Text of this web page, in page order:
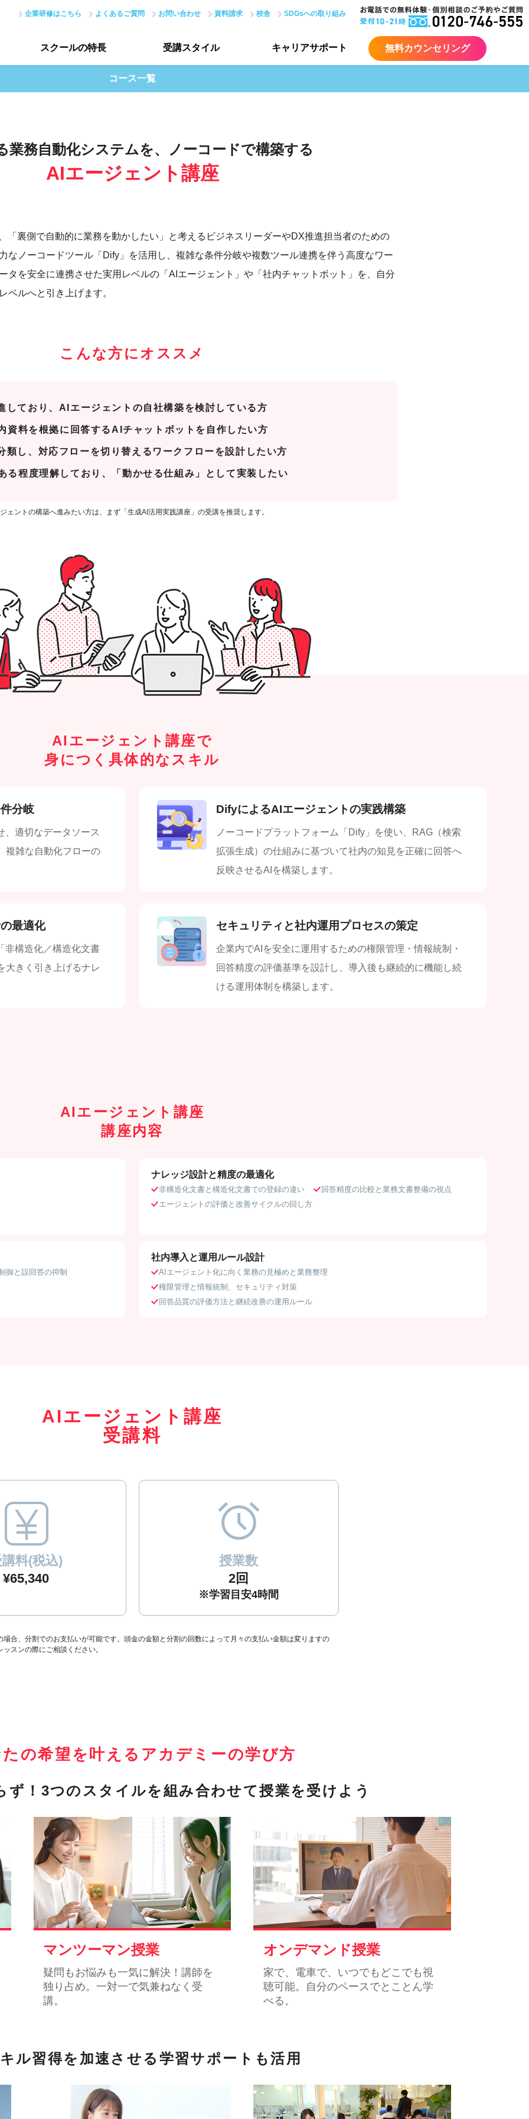
企業研修はこちら よくあるご質問 お問い合わせ 資料請求 校舎 SDGsへの取り組み
スクールの特長
スクールの特長トップ
現場のノウハウ
最新で正確なスキル
受講スタイル
受講スタイルトップ
授業評価アンケート
キャリアサポート 無料カウンセリング
コース一覧
業務自動化システムを、ノーコードで構築する
AIエージェント講座
「裏側で自動的に業務を動かしたい」と考えるビジネスリーダーやDX推進担当者のための
なノーコードツール「Dify」を活用し、複雑な条件分岐や複数ツール連携を伴う高度なワー
タを安全に連携させた実用レベルの「AIエージェント」や「社内チャットボット」を、自分
ベルへと引き上げます。
こんな方にオススメ
しており、AIエージェントの自社構築を検討している方
資料を根拠に回答するAIチャットボットを自作したい方
類し、対応フローを切り替えるワークフローを設計したい方
る程度理解しており、「動かせる仕組み」として実装したい
ントの構築へ進みたい方は、まず「生成AI活用実践講座」の受講を推奨します。
AIエージェント講座で
身につく具体的なスキル
分岐
、適切なデータソース
複雑な自動化フローの
DifyによるAIエージェントの実践構築
ノーコードプラットフォーム「Dify」を使い、RAG（検索
拡張生成）の仕組みに基づいて社内の知見を正確に回答へ
反映させるAIを構築します。
最適化
非構造化／構造化文書
大きく引き上げるナレ
セキュリティと社内運用プロセスの策定
企業内でAIを安全に運用するための権限管理・情報統制・
回答精度の評価基準を設計し、導入後も継続的に機能し続
ける運用体制を構築します。
AIエージェント講座
講座内容
ナレッジ設計と精度の最適化
非構造化文書と構造化文書での登録の違い
回答精度の比較と業務文書整備の視点
エージェントの評価と改善サイクルの回し方
御と誤回答の抑制
社内導入と運用ルール設計
AIエージェント化に向く業務の見極めと業務整理
権限管理と情報統制、セキュリティ対策
回答品質の評価方法と継続改善の運用ルール
AIエージェント講座
受講料
料(税込)
¥65,340
授業数
2回
※学習目安4時間
合、分割でのお支払いが可能です。頭金の金額と分割の回数によって月々の支払い金額は変りますの
スンの際にご相談ください。
の希望を叶える アカデミーの学び方
ず！ 3つのスタイルを組み合わせて授業を受けよう
マンツーマン授業
疑問もお悩みも一気に解決！講師を
独り占め。一対一で気兼ねなく受
講。
オンデマンド授業
家で、電車で、いつでもどこでも視
聴可能。自分のペースでとことん学
べる。
ル習得を加速させる 学習サポートも活用